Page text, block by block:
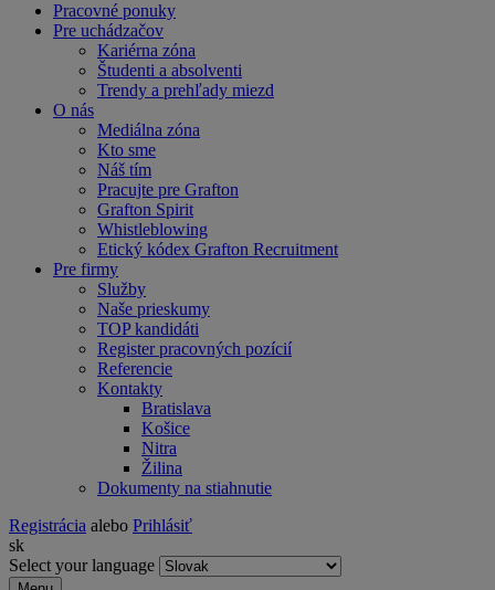
Pracovné ponuky
Pre uchádzačov
Kariérna zóna
Študenti a absolventi
Trendy a prehľady miezd
O nás
Mediálna zóna
Kto sme
Náš tím
Pracujte pre Grafton
Grafton Spirit
Whistleblowing
Etický kódex Grafton Recruitment
Pre firmy
Služby
Naše prieskumy
TOP kandidáti
Register pracovných pozícií
Referencie
Kontakty
Bratislava
Košice
Nitra
Žilina
Dokumenty na stiahnutie
Registrácia alebo Prihlásiť
sk
Select your language